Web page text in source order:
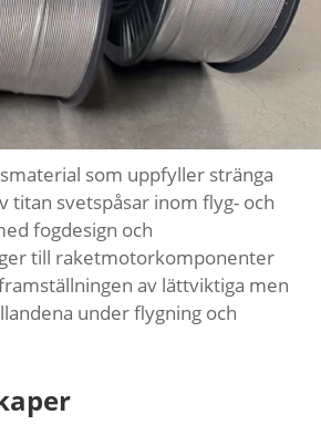
som uppfyller stränga
titan svetspåsar inom flyg- och
fogdesign och
till raketmotorkomponenter
av lättviktiga men
under flygning och